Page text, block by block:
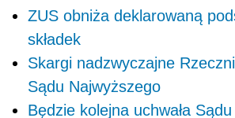
ZUS obniża deklarowaną
składek
Skargi nadzwyczajne
Sądu Najwyższego
Będzie kolejna uchwała